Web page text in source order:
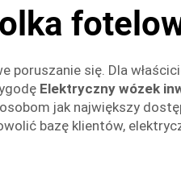
się. Dla
Elektryczny wózek
jak największy
bazę klientów,